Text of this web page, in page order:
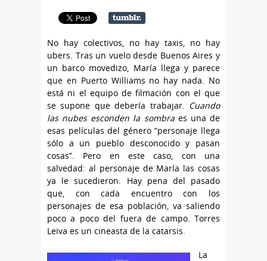
No hay colectivos, no hay taxis, no hay
ubers. Tras un vuelo desde Buenos Aires y
un barco movedizo, María llega y parece
que en Puerto Williams no hay nada. No
está ni el equipo de filmación con el que
se supone que debería trabajar. Cuando
las nubes esconden la sombraes una de
esas películas del género “personaje llega
sólo a un pueblo desconocido y pasan
cosas”. Pero en este caso, con una
salvedad: al personaje de María las cosas
ya le sucedieron. Hay pena del pasado
que, con cada encuentro con los
personajes de esa población, va saliendo
poco a poco del fuera de campo. Torres
Leiva es un cineasta de la catarsis.
La